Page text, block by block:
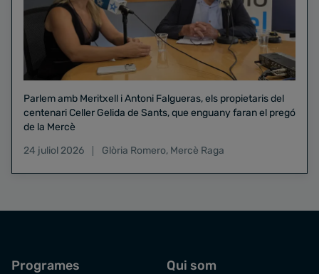
Parlem amb Meritxell i Antoni Falgueras, els propietaris del
centenari Celler Gelida de Sants, que enguany faran el pregó
de la Mercè
24 juliol 2026
Glòria Romero, Mercè Raga
Programes Qui som